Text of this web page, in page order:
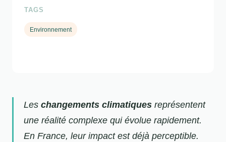
Les changements climatiques représentent
une réalité complexe qui évolue rapidement.
En France, leur impact est déjà perceptible.
TAGS
Environnement